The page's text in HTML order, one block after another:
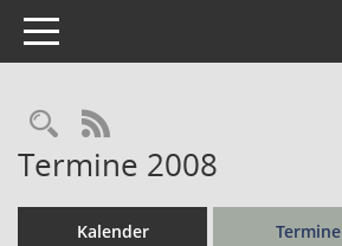
Toggle navigation
Rechercheauswahl
RSS-Feed
Termine 2008
Kalender Termine